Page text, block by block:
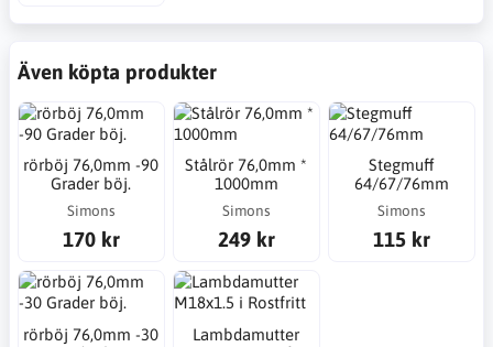
Även köpta produkter
rörböj 76,0mm -90
Grader böj.
Simons
170 kr
Stålrör 76,0mm *
1000mm
Simons
249 kr
Stegmuff
64/67/76mm
Simons
115 kr
rörböj 76,0mm -30
Lambdamutter